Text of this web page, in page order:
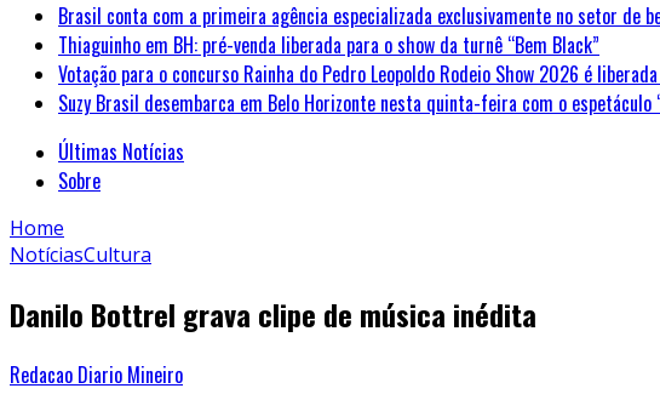
Brasil conta com a primeira agência especializada exclusivamente no setor de
Thiaguinho em BH: pré-venda liberada para o show da turnê “Bem Black”
Votação para o concurso Rainha do Pedro Leopoldo Rodeio Show 2026 é liberada
Suzy Brasil desembarca em Belo Horizonte nesta quinta-feira com o
Últimas Notícias
Sobre
Home
NotíciasCultura
Danilo Bottrel grava clipe de música inédita
Redacao Diario Mineiro